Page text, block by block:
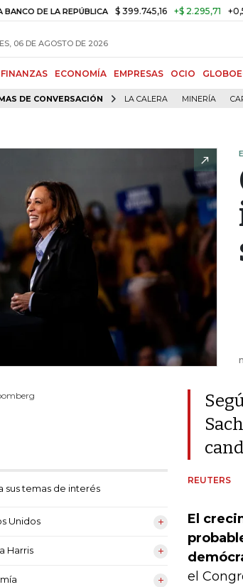
LA REPÚBLICA $ 399.745,16 +$ 2.295,71 +0,58%
06 DE AGOSTO DE 2026
FINANZAS ECONOMÍA EMPRESAS OCIO
DE CONVERSACIÓN LA CALERA MINERÍA
sus temas de interés
Unidos
Harris
REUTERS
El
el